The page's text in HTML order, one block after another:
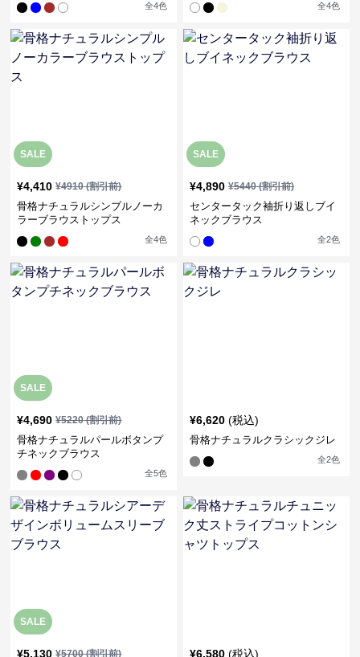
全4色 全4色
SALE
¥4,410 ¥4910(割引前)
骨格ナチュラルシンプルノーカ
ラーブラウストップス
全4色
SALE
¥4,890 ¥5440(割引前)
センタータック袖折り返しブイ
ネックブラウス
全2色
SALE
¥4,690 ¥5220(割引前)
骨格ナチュラルパールボタンプ
チネックブラウス
全5色
¥6,620 (税込)
骨格ナチュラルクラシックジレ
全2色
SALE
¥5,130 ¥5700(割引前) ¥6,580 (税込)